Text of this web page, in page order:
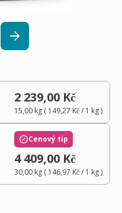
2 239,00 Kč
15,00 kg( 149,27 Kč/ 1 kg)
Cenový tip
4 409,00 Kč
30,00 kg( 146,97 Kč/ 1 kg)